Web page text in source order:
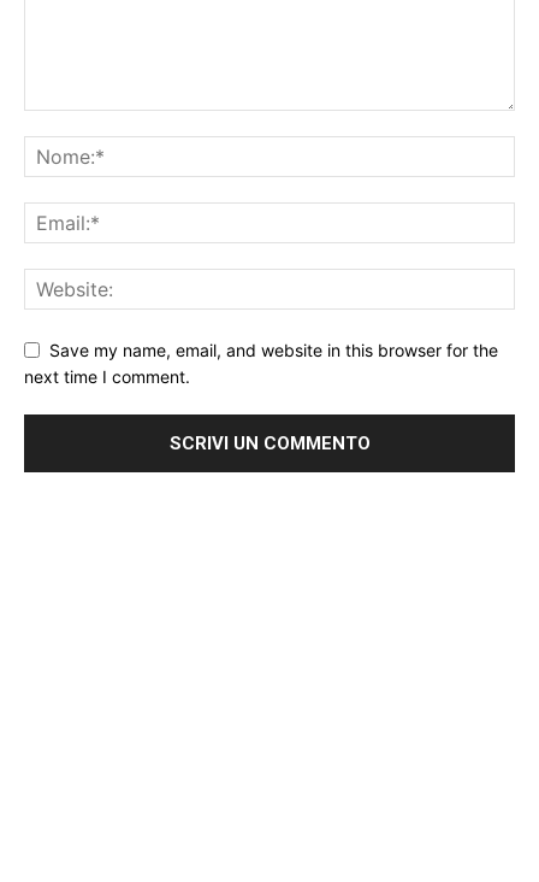
Save my name, email, and website in this browser for the
next time I comment.